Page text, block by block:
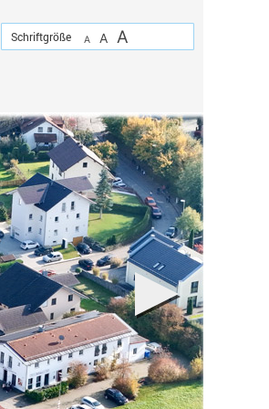
Schriftgröße A A A